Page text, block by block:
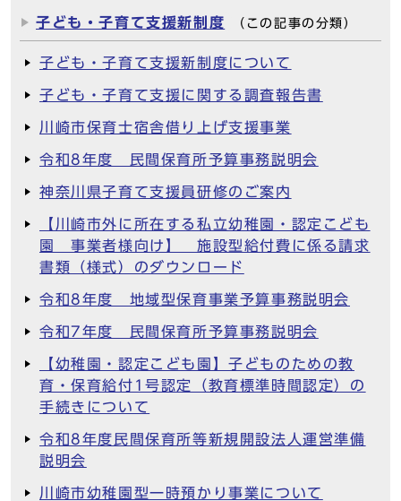
子ども・子育て支援新制度 （この記事の分類）
子ども・子育て支援新制度について
子ども・子育て支援に関する調査報告書
川崎市保育士宿舎借り上げ支援事業
令和8年度 民間保育所予算事務説明会
神奈川県子育て支援員研修のご案内
【川崎市外に所在する私立幼稚園・認定こども
園 事業者様向け】 施設型給付費に係る請求
書類（様式）のダウンロード
令和8年度 地域型保育事業予算事務説明会
令和7年度 民間保育所予算事務説明会
【幼稚園・認定こども園】子どものための教
育・保育給付1号認定（教育標準時間認定）の
手続きについて
令和8年度民間保育所等新規開設法人運営準備
説明会
川崎市幼稚園型一時預かり事業について